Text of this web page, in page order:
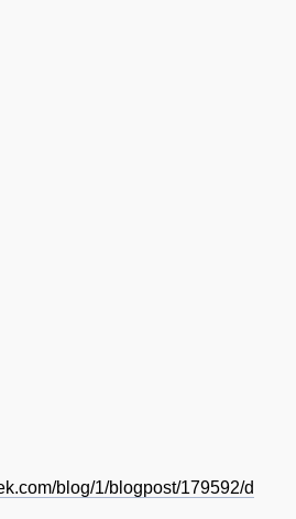
blog/1/blogpost/179592/d